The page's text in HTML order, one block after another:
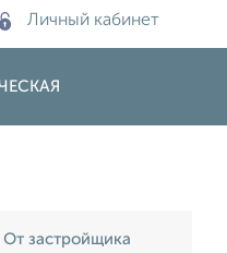
Личный кабинет
От застройщика